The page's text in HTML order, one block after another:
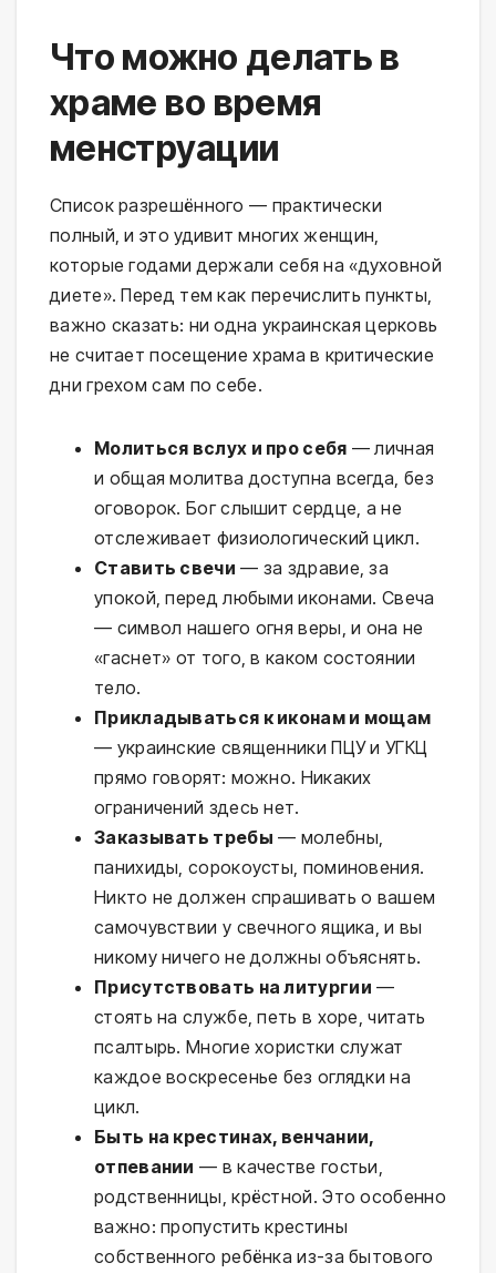
Что можно делать в
храме во время
менструации
Список разрешённого — практически
полный, и это удивит многих женщин,
которые годами держали себя на «духовной
диете». Перед тем как перечислить пункты,
важно сказать: ни одна украинская церковь
не считает посещение храма в критические
дни грехом сам по себе.
Молиться вслух и про себя — личная
и общая молитва доступна всегда, без
оговорок. Бог слышит сердце, а не
отслеживает физиологический цикл.
Ставить свечи — за здравие, за
упокой, перед любыми иконами. Свеча
— символ нашего огня веры, и она не
«гаснет» от того, в каком состоянии
тело.
Прикладываться к иконам и мощам
— украинские священники ПЦУ и УГКЦ
прямо говорят: можно. Никаких
ограничений здесь нет.
Заказывать требы — молебны,
панихиды, сорокоусты, поминовения.
Никто не должен спрашивать о вашем
самочувствии у свечного ящика, и вы
никому ничего не должны объяснять.
Присутствовать на литургии —
стоять на службе, петь в хоре, читать
псалтырь. Многие хористки служат
каждое воскресенье без оглядки на
цикл.
Быть на крестинах, венчании,
отпевании — в качестве гостьи,
родственницы, крёстной. Это особенно
важно: пропустить крестины
собственного ребёнка из-за бытового